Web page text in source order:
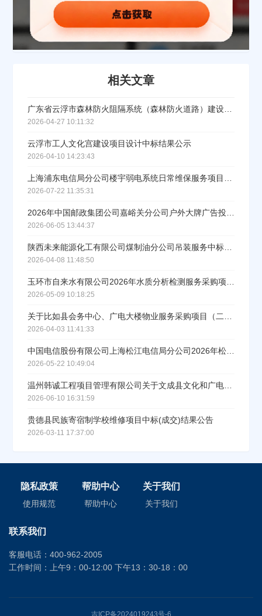
相关文章
广东省云浮市森林防火阻隔系统（森林防火道路）建设项目勘察、设计服务中标公示
2026-04-27 10:11:32
云浮市工人文化宫建设项目设计中标结果公示
2026-04-10 14:23:43
上海浦东电信局分公司楼宇弱电系统日常维保服务项目直接采购公示
2026-07-22 11:35:31
2026年中国邮政集团公司嘉峪关分公司户外大牌广告投放服务采购（二次）直接采购公示
2026-06-05 13:44:37
陕西未来能源化工有限公司煤制油分公司吊装服务中标结果公告
2026-04-08 11:48:50
玉环市自来水有限公司2026年水质分析检测服务采购项目的中标结果公告
2026-05-09 10:18:25
关于比如县会务中心、广电大楼物业服务采购项目（二次）中标（成交）结果公告
2026-04-03 11:41:33
中国电信股份有限公司上海松江电信局分公司2026年松江局电(扶）梯维保服务中标公示
2026-05-22 10:49:04
温州韩诚工程项目管理有限公司关于文成县文化和广电旅游体育局保安服务中标(成交)结果公告
2026-06-10 16:31:59
贵德县民族寄宿制学校维修项目中标(成交)结果公告
2026-03-11 17:37:00
隐私政策
使用规范
帮助中心
帮助中心
关于我们
关于我们
联系我们
客服电话：400-962-2005
工作时间：上午9：00-12:00 下午13：30-18：00